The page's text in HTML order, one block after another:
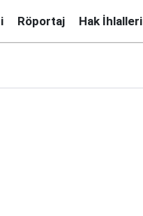
Röportaj Hak İhlalleri